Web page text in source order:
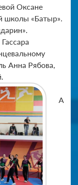
Оксане
школы «Батыр».
Анна Рябова,
А